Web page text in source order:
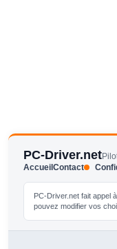
PC-Driver.net
AccueilContact
PC-Driver.net fait appel
pouvez modifier vos